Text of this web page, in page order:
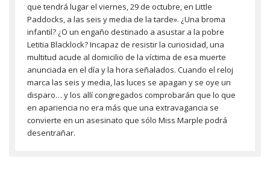
que tendrá lugar el viernes, 29 de octubre, en Little
Paddocks, a las seis y media de la tarde». ¿Una broma
infantil? ¿O un engaño destinado a asustar a la pobre
Letitia Blacklock? Incapaz de resistir la curiosidad, una
multitud acude al domicilio de la víctima de esa muerte
anunciada en el día y la hora señalados. Cuando el reloj
marca las seis y media, las luces se apagan y se oye un
disparo… y los allí congregados comprobarán que lo que
en apariencia no era más que una extravagancia se
convierte en un asesinato que sólo Miss Marple podrá
desentrañar.